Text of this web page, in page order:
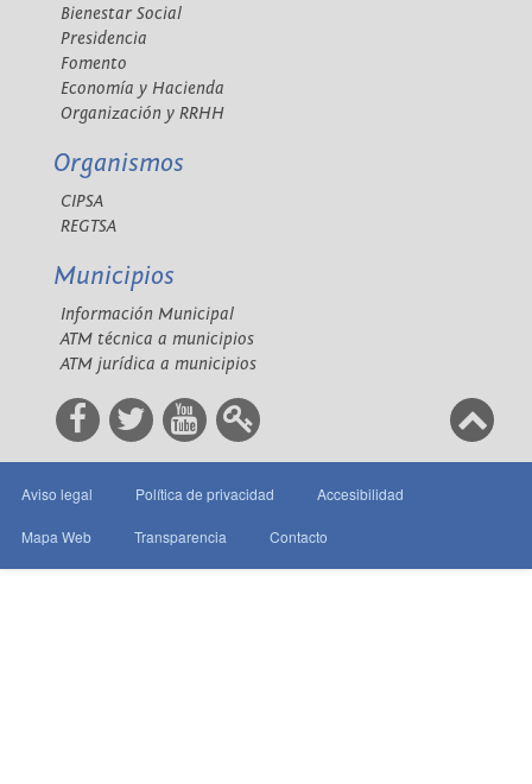
Bienestar Social
Presidencia
Fomento
Economía y Hacienda
Organización y RRHH
Organismos
CIPSA
REGTSA
Municipios
Información Municipal
ATM técnica a municipios
ATM jurídica a municipios
Aviso legal Política de privacidad Accesibilidad
Mapa Web Transparencia Contacto